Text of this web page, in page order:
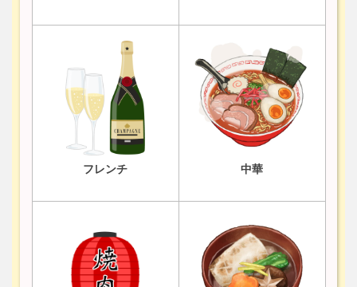
フレンチ 中華